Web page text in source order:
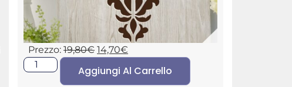
Prezzo:19,80€ 14,70€
Aggiungi Al Carrello